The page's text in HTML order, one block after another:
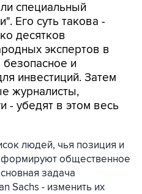
специальный
Его суть такова -
десятков
экспертов в
безопасное и
инвестиций. Затем
журналисты,
- убедят в этом весь
людей, чья позиция и
общественное
задача
Sachs - изменить их